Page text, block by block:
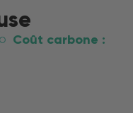
Coût carbone :